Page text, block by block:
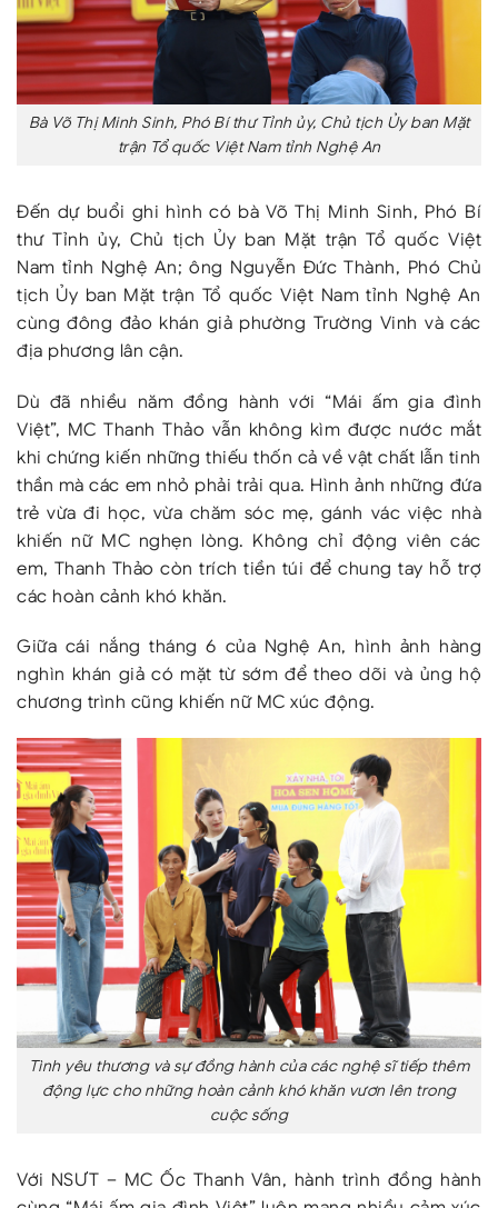
Bà Võ Thị Minh Sinh, Phó Bí thư Tỉnh ủy, Chủ tịch Ủy ban Mặt
trận Tổ quốc Việt Nam tỉnh Nghệ An
Đến dự buổi ghi hình có bà Võ Thị Minh Sinh, Phó Bí
thư Tỉnh ủy, Chủ tịch Ủy ban Mặt trận Tổ quốc Việt
Nam tỉnh Nghệ An; ông Nguyễn Đức Thành, Phó Chủ
tịch Ủy ban Mặt trận Tổ quốc Việt Nam tỉnh Nghệ An
cùng đông đảo khán giả phường Trường Vinh và các
địa phương lân cận.
Dù đã nhiều năm đồng hành với “Mái ấm gia đình
Việt”, MC Thanh Thảo vẫn không kìm được nước mắt
khi chứng kiến những thiếu thốn cả về vật chất lẫn tinh
thần mà các em nhỏ phải trải qua. Hình ảnh những đứa
trẻ vừa đi học, vừa chăm sóc mẹ, gánh vác việc nhà
khiến nữ MC nghẹn lòng. Không chỉ động viên các
em, Thanh Thảo còn trích tiền túi để chung tay hỗ trợ
các hoàn cảnh khó khăn.
Giữa cái nắng tháng 6 của Nghệ An, hình ảnh hàng
nghìn khán giả có mặt từ sớm để theo dõi và ủng hộ
chương trình cũng khiến nữ MC xúc động.
Tình yêu thương và sự đồng hành của các nghệ sĩ tiếp thêm
động lực cho những hoàn cảnh khó khăn vươn lên trong
cuộc sống
Với NSƯT – MC Ốc Thanh Vân, hành trình đồng hành